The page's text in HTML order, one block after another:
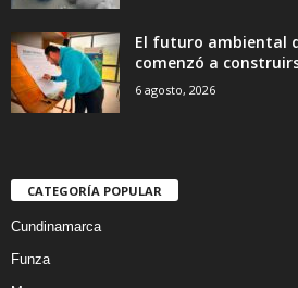
El futuro ambiental
comenzó a
6 agosto, 2026
CATEGORÍA POPULAR
Cundinamarca
Funza